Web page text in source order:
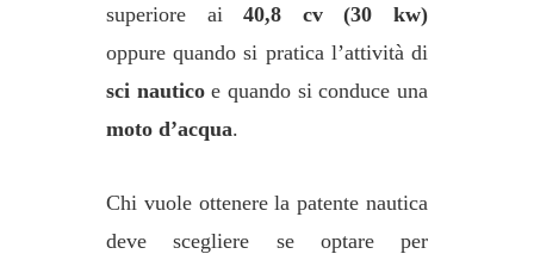
superiore ai40,8 cv (30 kw)
oppure quando si pratica l’attività di
sci nauticoe quando si conduce una
moto d’acqua.
Chi vuole ottenere la patente nautica
deve scegliere se optare per